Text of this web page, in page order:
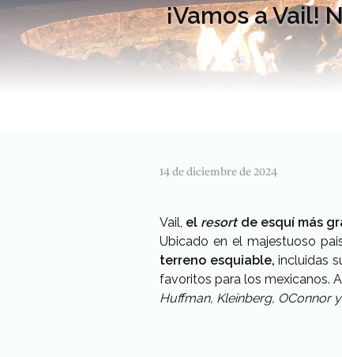
¡Vamos a Vail!
14 de diciembre de 2024
Vail, el resortde esquí más
Ubicado en el majestuoso
terreno esquiable, incluidas
favoritos para los mexicanos.
Huffman, Kleinberg, OConnor